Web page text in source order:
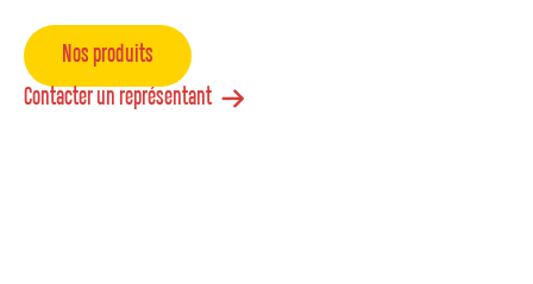
Nos produits
Contacter un représentant